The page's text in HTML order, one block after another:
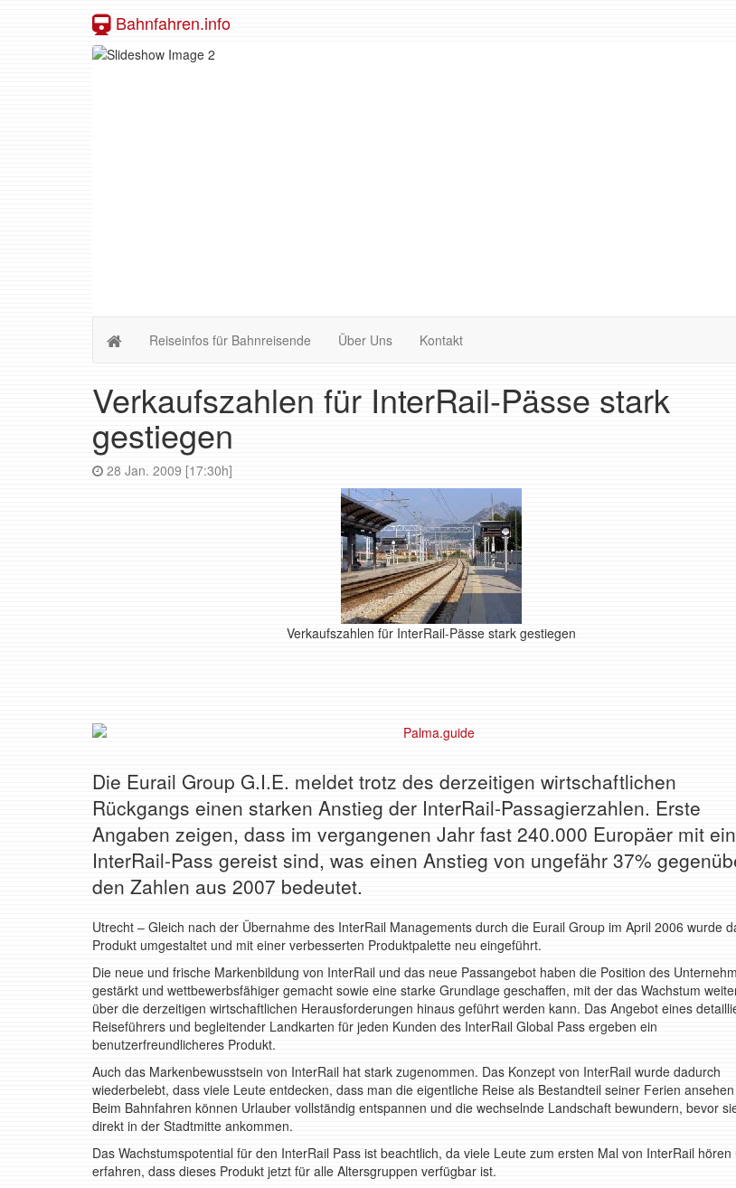
Bahnfahren.info
Reiseinfos für Bahnreisende Über Uns Kontakt
Verkaufszahlen für InterRail-Pässe stark
gestiegen
28 Jan. 2009 [17:30h]
Verkaufszahlen für InterRail-Pässe stark gestiegen
Die Eurail Group G.I.E. meldet trotz des derzeitigen wirtschaftlichen
Rückgangs einen starken Anstieg der InterRail-Passagierzahlen. Erste
Angaben zeigen, dass im vergangenen Jahr fast 240.000 Europäer mit
InterRail-Pass gereist sind, was einen Anstieg von ungefähr 37%
den Zahlen aus 2007 bedeutet.
Utrecht – Gleich nach der Übernahme des InterRail Managements durch die Eurail Group im April 2006 wurde
Produkt umgestaltet und mit einer verbesserten Produktpalette neu eingeführt.
Die neue und frische Markenbildung von InterRail und das neue Passangebot haben die Position des
gestärkt und wettbewerbsfähiger gemacht sowie eine starke Grundlage geschaffen, mit der das Wachstum
über die derzeitigen wirtschaftlichen Herausforderungen hinaus geführt werden kann. Das Angebot eines
Reiseführers und begleitender Landkarten für jeden Kunden des InterRail Global Pass ergeben ein
benutzerfreundlicheres Produkt.
Auch das Markenbewusstsein von InterRail hat stark zugenommen. Das Konzept von InterRail wurde dadurch
wiederbelebt, dass viele Leute entdecken, dass man die eigentliche Reise als Bestandteil seiner Ferien
Beim Bahnfahren können Urlauber vollständig entspannen und die wechselnde Landschaft bewundern, bevor
direkt in der Stadtmitte ankommen.
Das Wachstumspotential für den InterRail Pass ist beachtlich, da viele Leute zum ersten Mal von InterRail hören
erfahren, dass dieses Produkt jetzt für alle Altersgruppen verfügbar ist.